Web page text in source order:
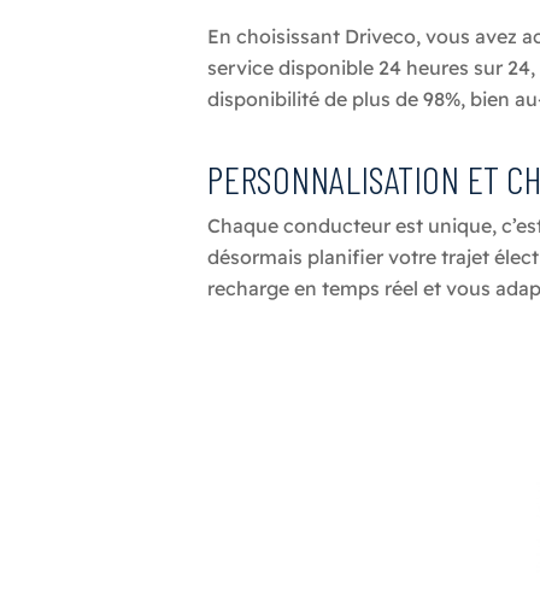
En choisissant Driveco, vous avez
service disponible 24 heures sur
disponibilité de plus de 98%, bien
PERSONNALISATION ET
Chaque conducteur est unique,
désormais planifier votre trajet
recharge en temps réel et vous